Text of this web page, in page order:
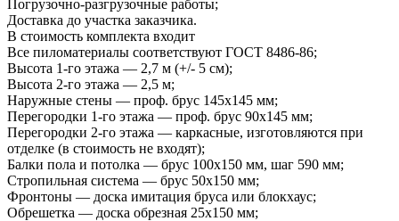
Погрузочно-разгрузочные работы;
Доставка до участка заказчика.
В стоимость комплекта входит
Все пиломатериалы соответствуют ГОСТ 8486-86;
Высота 1-го этажа — 2,7 м (+/- 5 см);
Высота 2-го этажа — 2,5 м;
Наружные стены — проф. брус 145х145 мм;
Перегородки 1-го этажа — проф. брус 90х145 мм;
Перегородки 2-го этажа — каркасные, изготовляются при
отделке (в стоимость не входят);
Балки пола и потолка — брус 100х150 мм, шаг 590 мм;
Стропильная система — брус 50х150 мм;
Фронтоны — доска имитация бруса или блокхаус;
Обрешетка — доска обрезная 25х150 мм;